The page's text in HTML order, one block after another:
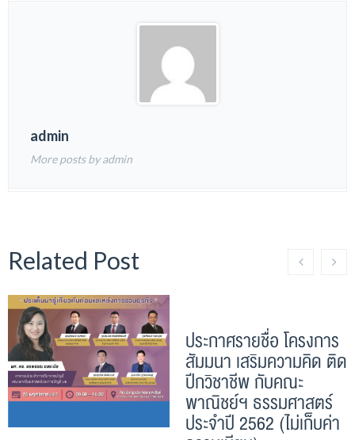
admin
More posts by admin
Related Post
ประกาศรายชื่อ โครงการ
สัมมนา เสริมความคิด ติด
ปีกวิชาชีพ กับคณะ
พาณิชย์ฯ ธรรมศาสตร์
ประจำปี 2562 (ไม่เก็บค่า